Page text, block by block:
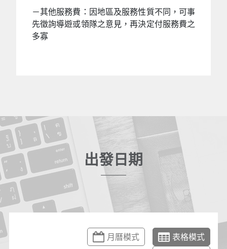
－其他服務費：因地區及服務性質不同，可事
先徵詢導遊或領隊之意見，再決定付服務費之
多寡
出發日期
月曆模式
表格模式